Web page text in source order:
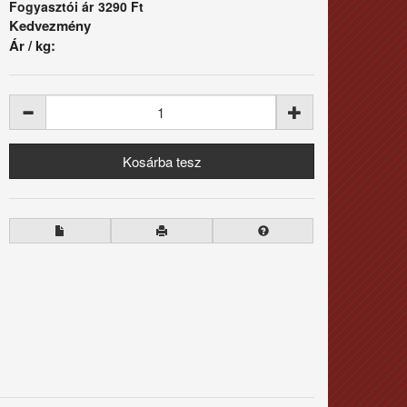
Fogyasztói ár 3290 Ft
Kedvezmény
Ár / kg: